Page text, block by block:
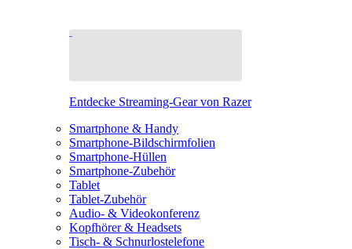
Entdecke Streaming-Gear von Razer
Smartphone & Handy
Smartphone-Bildschirmfolien
Smartphone-Hüllen
Smartphone-Zubehör
Tablet
Tablet-Zubehör
Audio- & Videokonferenz
Kopfhörer & Headsets
Tisch- & Schnurlostelefone